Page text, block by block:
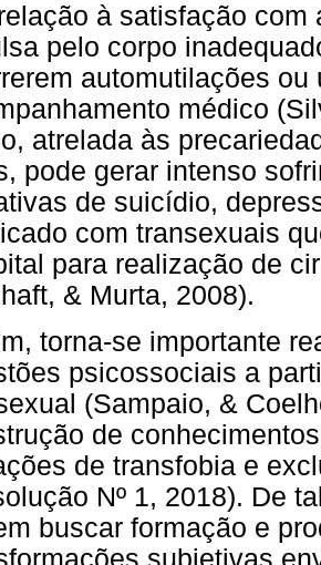
à satisfação
pelo corpo
automutilações
médico
atrelada às
pode gerar intenso
de suicídio,
com transexuais
para realização de
& Murta, 2008).
torna-se importante
psicossociais a
(Sampaio, &
de
de transfobia e
Nº 1, 2018). De
buscar formação e
subjetivas